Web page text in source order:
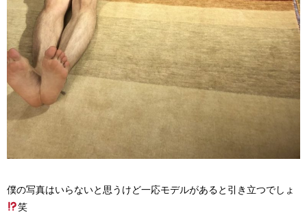
僕の写真はいらないと思うけど一応モデルがあると引き立つでしょ
笑